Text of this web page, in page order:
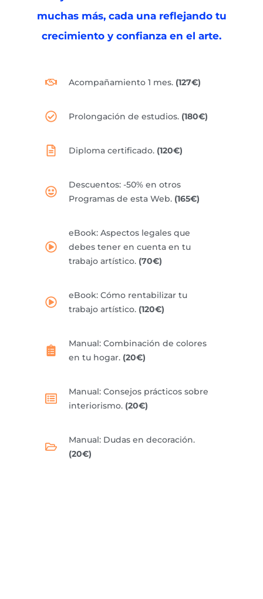
muchas más, cada una reflejando tu
crecimiento y confianza en el arte.
Acompañamiento 1 mes. (127€)
Prolongación de estudios. (180€)
Diploma certificado. (120€)
Descuentos: -50% en otros
Programas de esta Web. (165€)
eBook: Aspectos legales que
debes tener en cuenta en tu
trabajo artístico. (70€)
eBook: Cómo rentabilizar tu
trabajo artístico. (120€)
Manual: Combinación de colores
en tu hogar. (20€)
Manual: Consejos prácticos sobre
interiorismo. (20€)
Manual: Dudas en decoración.
(20€)